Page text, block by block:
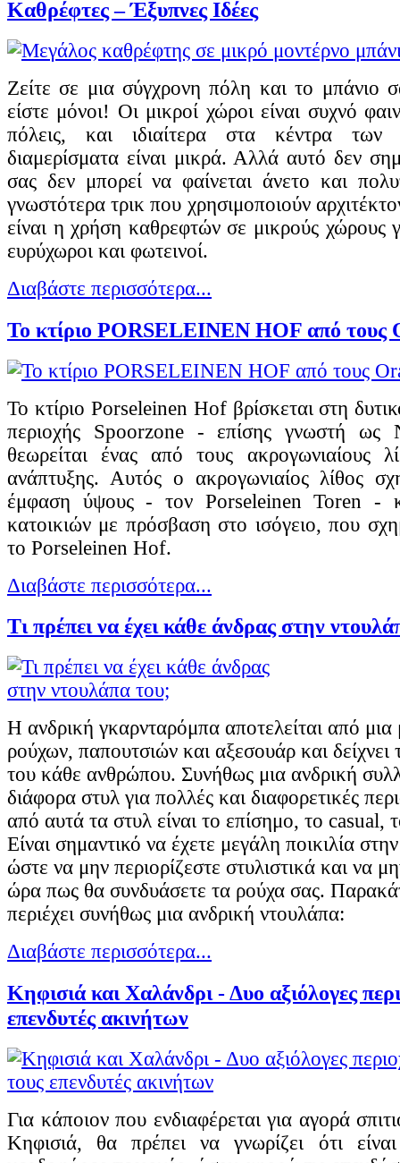
Καθρέφτες – Έξυπνες Ιδέες
Ζείτε σε μια σύγχρονη πόλη και το μπάνιο
είστε μόνοι! Οι μικροί χώροι είναι συχνό
πόλεις, και ιδιαίτερα στα κέντρα
διαμερίσματα είναι μικρά. Αλλά αυτό δεν
σας δεν μπορεί να φαίνεται άνετο και
γνωστότερα τρικ που χρησιμοποιούν
είναι η χρήση καθρεφτών σε μικρούς χώρους
ευρύχωροι και φωτεινοί.
Διαβάστε περισσότερα...
Το κτίριο PORSELEINEN HOF από
Το κτίριο Porseleinen Hof βρίσκεται στη
περιοχής Spoorzone - επίσης γνωστή
θεωρείται ένας από τους ακρογωνιαίους
ανάπτυξης. Αυτός ο ακρογωνιαίος λίθος
έμφαση ύψους - τον Porseleinen Toren -
κατοικιών με πρόσβαση στο ισόγειο, που
το Porseleinen Hof.
Διαβάστε περισσότερα...
Τι πρέπει να έχει κάθε άνδρας στην
Η ανδρική γκαρνταρόμπα αποτελείται από μια
ρούχων, παπουτσιών και αξεσουάρ και
του κάθε ανθρώπου. Συνήθως μια ανδρική
διάφορα στυλ για πολλές και διαφορετικές
από αυτά τα στυλ είναι το επίσημο, το casual,
Είναι σημαντικό να έχετε μεγάλη ποικιλία
ώστε να μην περιορίζεστε στυλιστικά και να
ώρα πως θα συνδυάσετε τα ρούχα σας.
περιέχει συνήθως μια ανδρική ντουλάπα:
Διαβάστε περισσότερα...
Κηφισιά και Χαλάνδρι - Δυο αξιόλογες
επενδυτές ακινήτων
Για κάποιον που ενδιαφέρεται για αγορά
Κηφισιά, θα πρέπει να γνωρίζει ότι